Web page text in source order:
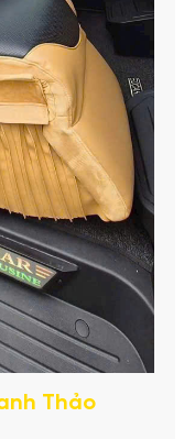
Thảo